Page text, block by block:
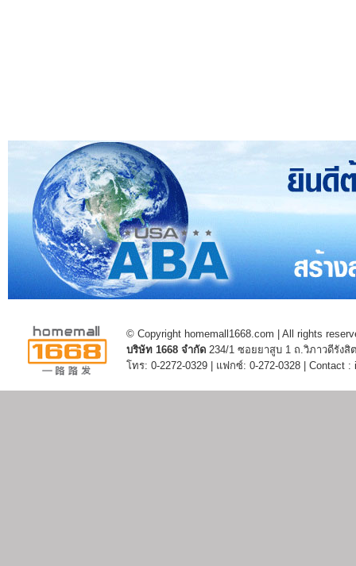
© Copyright homemall1668.com | All rights
บริษัท 1668 จำกัด 234/1 ซอยยาสูบ 1 ถ.วิภาวดีรัง
โทร: 0-2272-0329 | แฟกซ์: 0-272-0328 | Contact